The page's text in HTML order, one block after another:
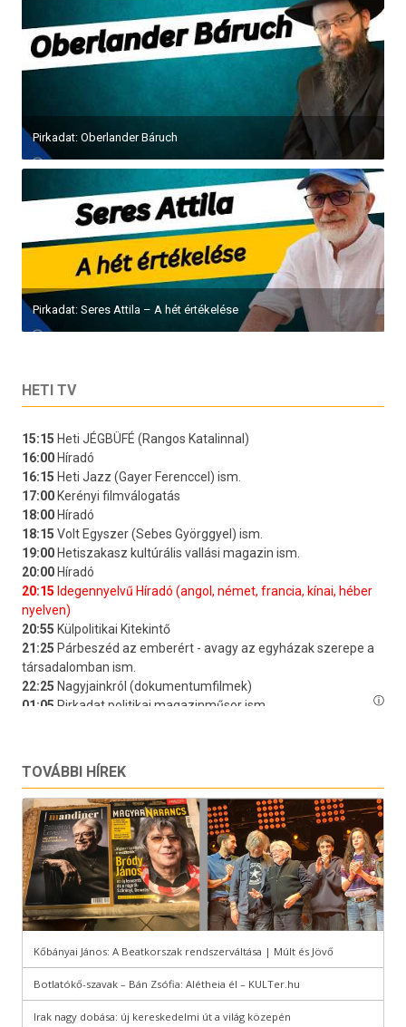
Pirkadat: Oberlander Báruch
Pirkadat: Seres Attila – A hét értékelése
HETI TV
TOVÁBBI HÍREK